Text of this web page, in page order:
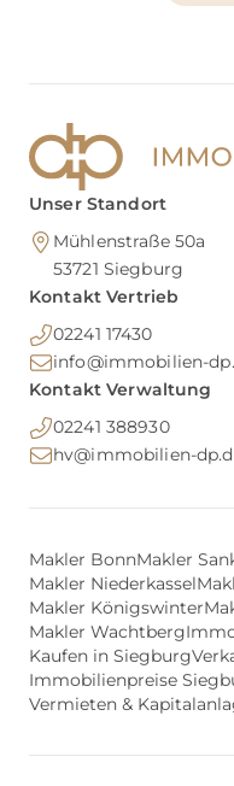
Unser Standort
Mühlenstraße 50a
53721 Siegburg
Kontakt Vertrieb
02241 17430
info@immobilien-
Kontakt Verwaltung
02241 388930
hv@immobilien-
Makler BonnMakler
Makler Niederkassel
Makler Königswinter
Makler Wachtberg
Kaufen in Siegburg
Immobilienpreise
Vermieten &